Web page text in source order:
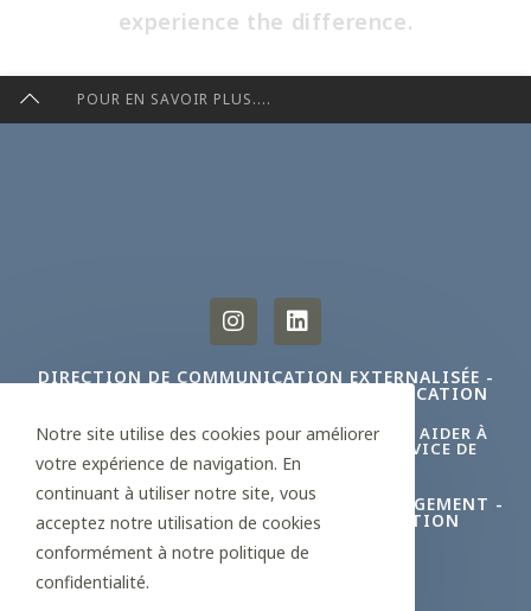
experience the difference.
POUR EN SAVOIR PLUS....
DIRECTION DE COMMUNICATION EXTERNALISÉE -
MANAGER DE TRANSITION EN COMMUNICATION
FAITES APPEL À NOTRE ÉQUIPE POUR VOUS AIDER À
CONCEVOIR ET À CONSTRUIRE VOTRE SERVICE DE
COMMUNICATION SUR-MESURE.
COMMUNICATION À 360° - AUDIT - MANAGEMENT -
STRATÉGIE - MISE EN PLACE - FORMATION
Notre site utilise des cookies pour améliorer
votre expérience de navigation. En
continuant à utiliser notre site, vous
acceptez notre utilisation de cookies
conformément à notre politique de
confidentialité.